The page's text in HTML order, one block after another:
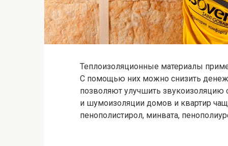
Теплоизоляционные материалы
С помощью них можно снизить
позволяют улучшить звукоизоляцию
и шумоизоляции домов и квартир
пенополистирол, минвата,